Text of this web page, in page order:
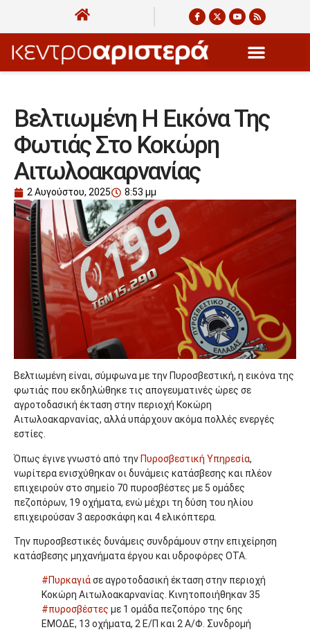
Βελτιωμένη Η Εικόνα Της
Φωτιάς Στο Κοκώρη
Αιτωλοακαρνανίας
2 Αυγούστου, 2025 8:53 μμ
Βελτιωμένη είναι, σύμφωνα με την Πυροσβεστική, η εικόνα της
φωτιάς που εκδηλώθηκε τις απογευματινές ώρες σε
αγροτοδασική έκταση στην περιοχή Κοκώρη
Αιτωλοακαρνανίας, αλλά υπάρχουν ακόμα πολλές ενεργές
εστίες.
Όπως έγινε γνωστό από την Πυροσβεστική Υπηρεσία,
νωρίτερα ενισχύθηκαν οι δυνάμεις κατάσβεσης και πλέον
επιχειρούν στο σημείο 70 πυροσβέστες με 5 ομάδες
πεζοπόρων, 19 οχήματα, ενώ μέχρι τη δύση του ηλίου
επιχειρούσαν 3 αεροσκάφη και 4 ελικόπτερα.
Την πυροσβεστικές δυνάμεις συνδράμουν στην επιχείρηση
κατάσβεσης μηχανήματα έργου και υδροφόρες ΟΤΑ.
#Πυρκαγιάσε αγροτοδασική έκταση στην περιοχή
Κοκώρη Αιτωλοακαρνανίας. Κινητοποιήθηκαν 35
#πυροσβέστες με 1 ομάδα πεζοπόρο της 6ης
ΕΜΟΔΕ, 13 οχήματα, 2 Ε/Π και 2 Α/Φ. Συνδρομή